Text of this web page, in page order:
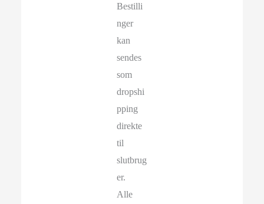
Bestilli
nger
kan
sendes
som
dropshi
pping
direkte
til
slutbrug
er.
Alle